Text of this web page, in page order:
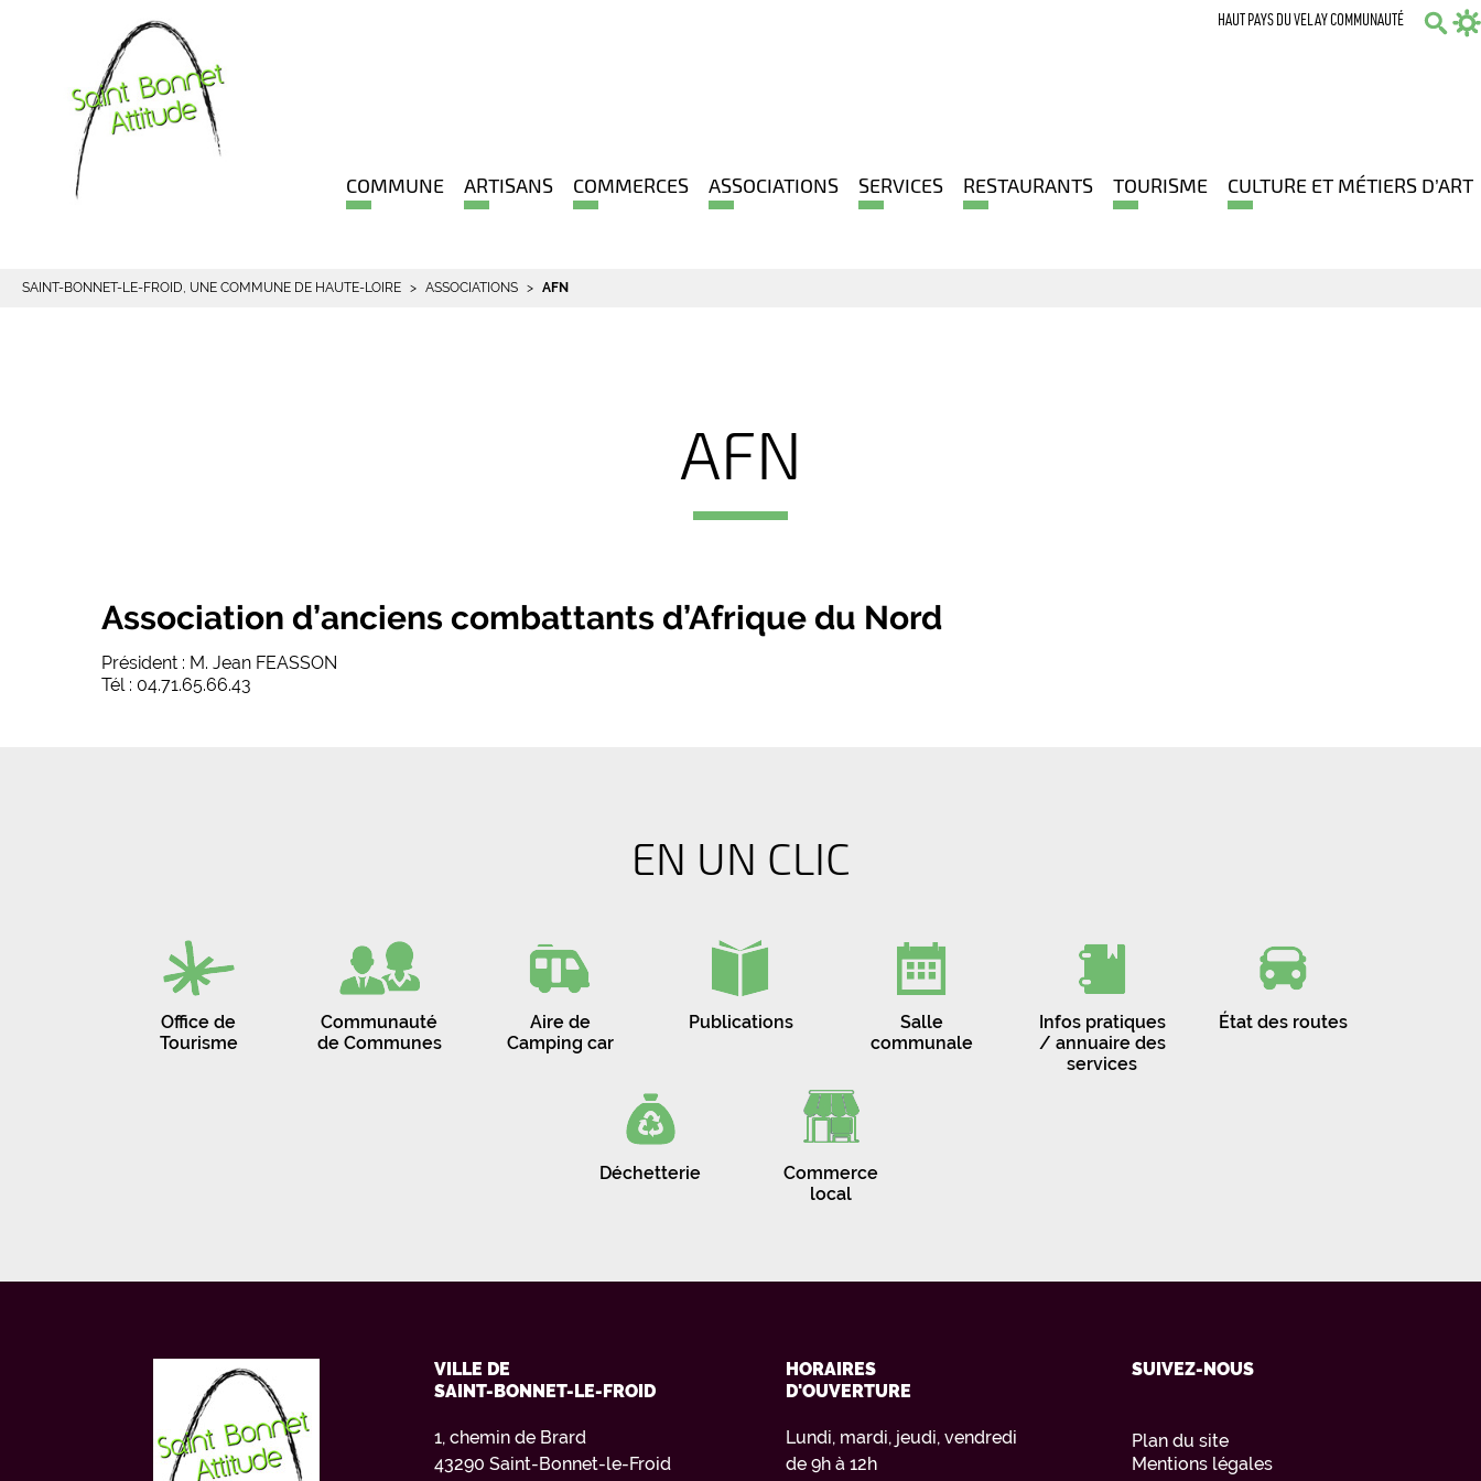
HAUT PAYS DU VELAY COMMUNAUTÉ
COMMUNE ARTISANS COMMERCES ASSOCIATIONS SERVICES RESTAURANTS TOURISME CULTURE ET MÉTIERS D’ART
SAINT-BONNET-LE-FROID, UNE COMMUNE DE HAUTE-LOIRE ASSOCIATIONS AFN
AFN
Association d’anciens combattants d’Afrique du Nord
Président : M. Jean FEASSON
Tél : 04.71.65.66.43
EN UN CLIC
Office de
Tourisme
Communauté
de Communes
Aire de
Camping car
Publications
Salle
communale
Infos pratiques
/ annuaire des
services
État des routes
Déchetterie
Commerce
local
VILLE DE
SAINT-BONNET-LE-FROID
1, chemin de Brard
43290 Saint-Bonnet-le-Froid
HORAIRES
D'OUVERTURE
Lundi, mardi, jeudi, vendredi
de 9h à 12h
SUIVEZ-NOUS
Plan du site
Mentions légales